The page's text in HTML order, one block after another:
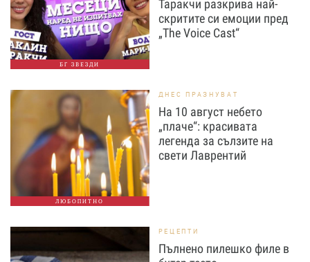
БГ ЗВЕЗДИ
Таракчи разкрива най-
скритите си емоции пред
„The Voice Cast“
ЛЮБОПИТНО
ДНЕС ПРАЗНУВАТ
На 10 август небето
„плаче“: красивата
легенда за сълзите на
свети Лаврентий
РЕЦЕПТИ
Пълнено пилешко филе в